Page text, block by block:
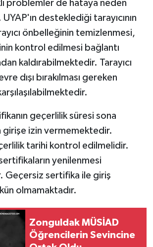
problemler de hataya neden
desteklediği tarayıcının
önbelleğinin temizlenmesi,
kontrol edilmesi bağlantı
kaldırabilmektedir. Tarayıcı
dışı bırakılması gereken
geçerlilik süresi sona
girişe izin vermemektedir.
tarihi kontrol edilmelidir.
yenilenmesi
Geçersiz sertifika ile giriş
olmamaktadır.
Zonguldak MÜSİAD
Öğrencilerin Sevincine